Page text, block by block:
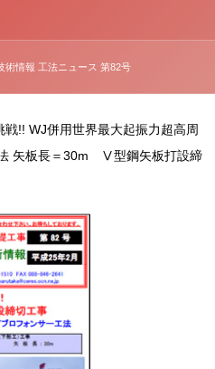
術情報 工法ニュース 第82号
!! WJ併用世界最大起振力超高周
矢板長＝30m Ⅴ型鋼矢板打設締